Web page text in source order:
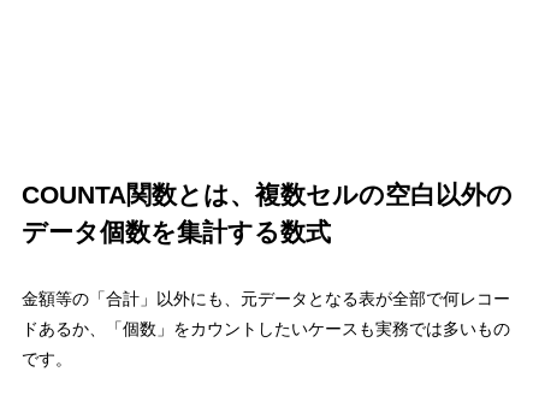
COUNTA関数とは、複数セルの空白以外の
データ個数を集計する数式
金額等の「合計」以外にも、元データとなる表が全部で何レコー
ドあるか、「個数」をカウントしたいケースも実務では多いもの
です。